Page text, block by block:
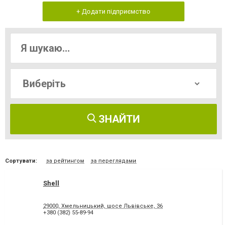
+ Додати підприємство
ЗНАЙТИ
Сортувати: за рейтингом за переглядами
Shell
29000, Хмельницький, шосе Львівське, 36
+380 (382) 55-89-94